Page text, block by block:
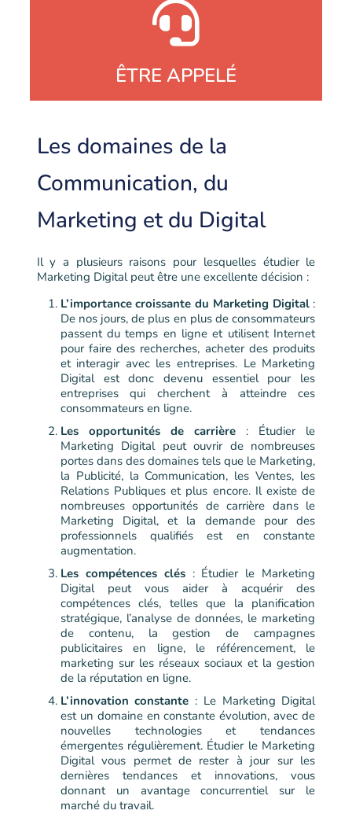
ÊTRE APPELÉ
Les domaines de la
Communication, du
Marketing et du Digital
Il y a plusieurs raisons pour lesquelles étudier le
Marketing Digital peut être une excellente décision :
L’importance croissante du Marketing Digital:
De nos jours, de plus en plus de consommateurs
passent du temps en ligne et utilisent Internet
pour faire des recherches, acheter des produits
et interagir avec les entreprises. Le Marketing
Digital est donc devenu essentiel pour les
entreprises qui cherchent à atteindre ces
consommateurs en ligne.
Les opportunités de carrière : Étudier le
Marketing Digital peut ouvrir de nombreuses
portes dans des domaines tels que le Marketing,
la Publicité, la Communication, les Ventes, les
Relations Publiques et plus encore. Il existe de
nombreuses opportunités de carrière dans le
Marketing Digital, et la demande pour des
professionnels qualifiés est en constante
augmentation.
Les compétences clés: Étudier le Marketing
Digital peut vous aider à acquérir des
compétences clés, telles que la planification
stratégique, l’analyse de données, le marketing
de contenu, la gestion de campagnes
publicitaires en ligne, le référencement, le
marketing sur les réseaux sociaux et la gestion
de la réputation en ligne.
L’innovation constante : Le Marketing Digital
est un domaine en constante évolution, avec de
nouvelles technologies et tendances
émergentes régulièrement. Étudier le Marketing
Digital vous permet de rester à jour sur les
dernières tendances et innovations, vous
donnant un avantage concurrentiel sur le
marché du travail.